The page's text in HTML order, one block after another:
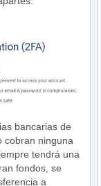
bancarias de
cobran ninguna
tendrá una
fondos, se
a